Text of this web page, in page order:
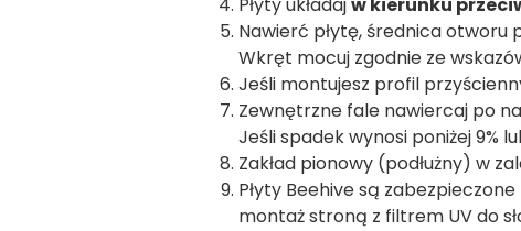
Płyty układajw kierunku
Nawierć płytę, średnica
Wkręt mocuj zgodnie ze
Jeśli montujesz profil
Zewnętrzne fale nawiercaj po
Jeśli spadek wynosi poniżej 9%
Zakład pionowy (podłużny) w
Płyty Beehive są
montaż stroną z filtrem UV do